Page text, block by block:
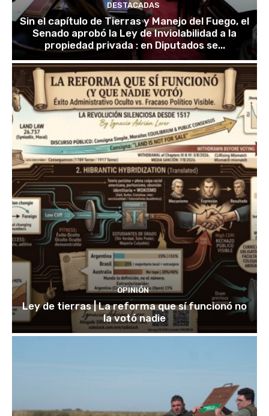
DESTACADAS
Sin el capítulo de Tierras y Manejo del Fuego, el
Senado aprobó la Ley de Inviolabilidad a la
propiedad privada : en Diputados se...
OPINIÓN
Ley de tierras | La reforma que sí funcionó no
la votó nadie